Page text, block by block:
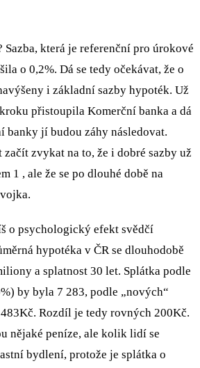
Sazba, která je referenční pro úrokové
o 0,2%. Dá se tedy očekávat, že o
i základní sazby hypoték. Už
přistoupila Komerční banka a dá
banky jí budou záhy následovat.
začít zvykat na to, že i dobré sazby už
1 , ale že se po dlouhé době na
o psychologický efekt svědčí
hypotéka v ČR se dlouhodobě
a splatnost 30 let. Splátka podle
by byla 7 283, podle „nových“
Rozdíl je tedy rovných 200Kč.
nějaké peníze, ale kolik lidí se
bydlení, protože je splátka o